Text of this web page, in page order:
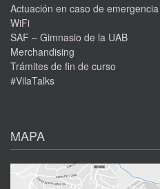
Actuación en caso de emergencia
WiFi
SAF – Gimnasio de la UAB
Merchandising
Trámites de fin de curso
#VilaTalks
MAPA